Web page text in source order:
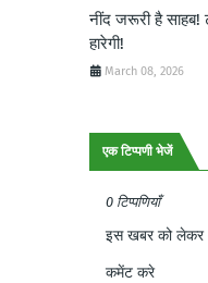
नींद जरूरी है साहब!
हारेगी!
March 08, 2026
एक टिप्पणी भेजें
0 टिप्पणियाँ
इस खबर को लेकर
कमेंट करे